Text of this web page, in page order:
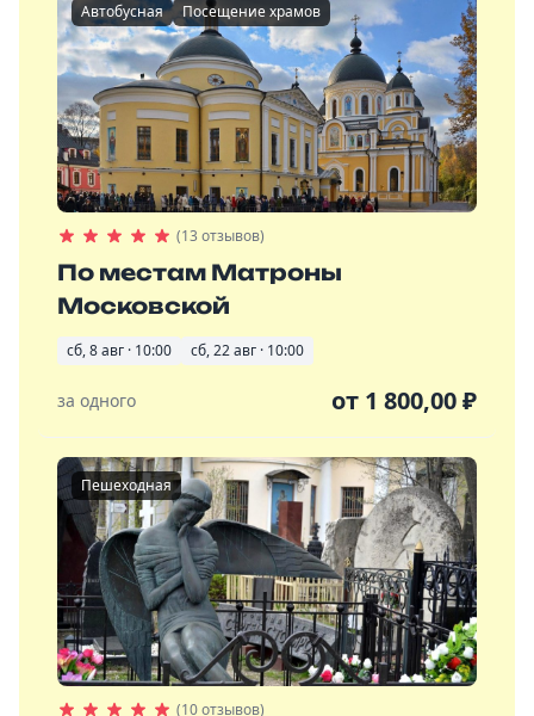
Автобусная Посещение храмов
(13 отзывов)
По местам Матроны
Московской
сб, 8 авг · 10:00 сб, 22 авг · 10:00
за одного от 1 800,00₽
Пешеходная
(10 отзывов)